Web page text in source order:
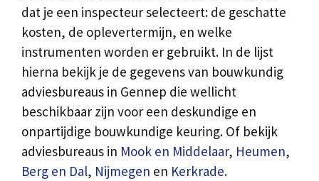
dat je een inspecteur selecteert: de geschatte
kosten, de oplevertermijn, en welke
instrumenten worden er gebruikt. In de lijst
hierna bekijk je de gegevens van bouwkundig
adviesbureaus in Gennep die wellicht
beschikbaar zijn voor een deskundige en
onpartijdige bouwkundige keuring. Of bekijk
adviesbureaus in Mook en Middelaar, Heumen,
Berg en Dal, Nijmegen en Kerkrade.